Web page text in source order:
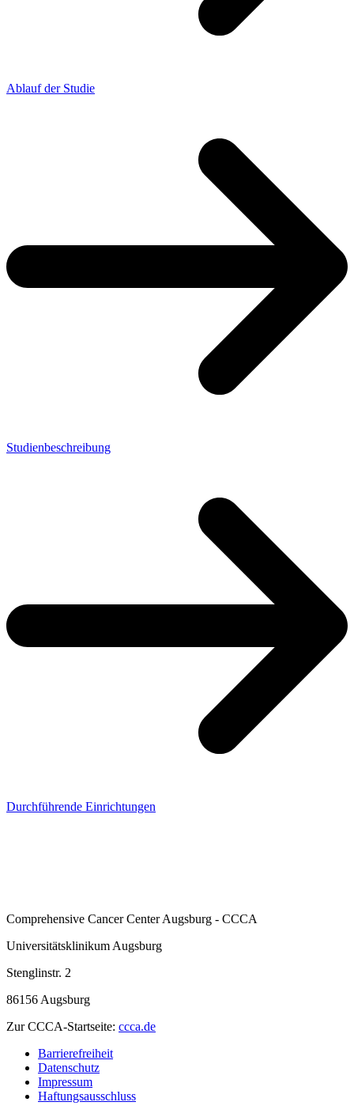
Ablauf der Studie
Studienbeschreibung
Durchführende Einrichtungen
Comprehensive Cancer Center Augsburg - CCCA
Universitätsklinikum Augsburg
Stenglinstr. 2
86156 Augsburg
Zur CCCA-Startseite: ccca.de
Barrierefreiheit
Datenschutz
Impressum
Haftungsausschluss